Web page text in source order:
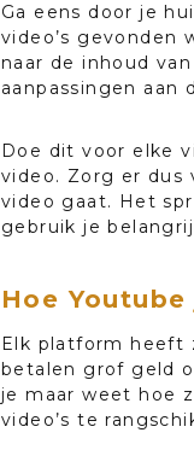
Ga eens door je
video’s gevonden
naar de inhoud
aanpassingen aan
Doe dit voor elke
video. Zorg er
video gaat. Het
gebruik je
Hoe
Elk platform heeft
betalen grof geld
je maar weet hoe
video’s te